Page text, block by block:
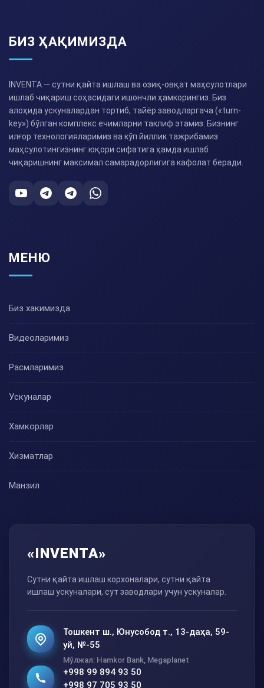
БИЗ ҲАҚИМИЗДА
INVENTA — сутни қайта ишлаш ва озиқ-овқат маҳсулотлари
ишлаб чиқариш соҳасидаги ишончли ҳамкорингиз. Биз
алоҳида ускуналардан тортиб, тайёр заводларгача («turn-
key») бўлган комплекс ечимларни таклиф этамиз. Бизнинг
илғор технологияларимиз ва кўп йиллик тажрибамиз
маҳсулотингизнинг юқори сифатига ҳамда ишлаб
чиқаришнинг максимал самарадорлигига кафолат беради.
МЕНЮ
Биз хакимизда
Видеоларимиз
Расмларимиз
Ускуналар
Хамкорлар
Хизматлар
Манзил
«INVENTA»
Сутни қайта ишлаш корхоналари, сутни қайта
ишлаш ускуналари, сут заводлари учун ускуналар.
Тошкент ш., Юнусобод т., 13-даҳа, 59-
уй, №-55
Мўлжал: Hamkor Bank, Megaplanet
+998 99 894 93 50
+998 97 705 93 50